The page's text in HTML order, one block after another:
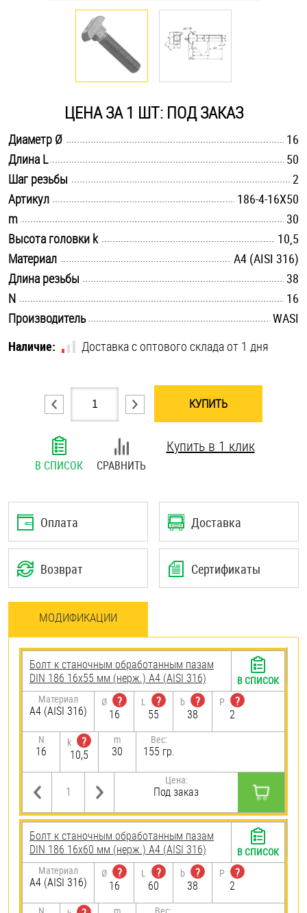
Оснастка и аксессуары для яхт
Стопорные кольца
Такелаж
Хомуты
Шайбы
Шпильки
Шплинты
Штифты и пальцы
ЦЕНА ЗА 1 ШТ: ПОД ЗАКАЗ
Диаметр Ø
16
Длина L
50
Шаг резьбы
2
Артикул
186-4-16X50
m
30
Высота головки k
10,5
Материал
A4 (AISI 316)
Длина резьбы
38
N
16
Производитель
WASI
Наличие:
Доставка с оптового склада от 1 дня
КУПИТЬ
В СПИСОК СРАВНИТЬ
Купить в 1 клик
Оплата Доставка
Возврат Сертификаты
МОДИФИКАЦИИ
Болт к станочным обработанным пазам
DIN 186 16х55 мм (нерж.) A4 (AISI 316)
Материал
A4 (AISI 316)
Ø
?
16
L
?
55
b
?
38
P
?
2
N
16
k
?
10,5
m
30
Вес:
155 гр.
Цена:
Под заказ
В СПИСОК
Болт к станочным обработанным пазам
DIN 186 16х60 мм (нерж.) A4 (AISI 316)
Материал
A4 (AISI 316)
Ø
?
16
L
?
60
b
?
38
P
?
2
В СПИСОК